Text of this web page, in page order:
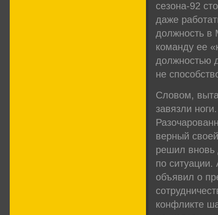
сезона-92
даже
должность в
команду ее
должностью
не
Словом,
завязли ноги.
верный
решил вновь
по
объявил о
конфликте